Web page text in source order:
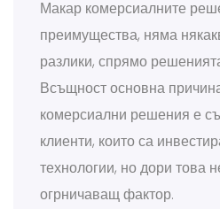
Макар комерсиалните
преимущества, няма
разлики, спрямо
Всъщност основна
комерсиални решения е
клиенти, които са
технологии, но дори това
огрничаващ фактор.